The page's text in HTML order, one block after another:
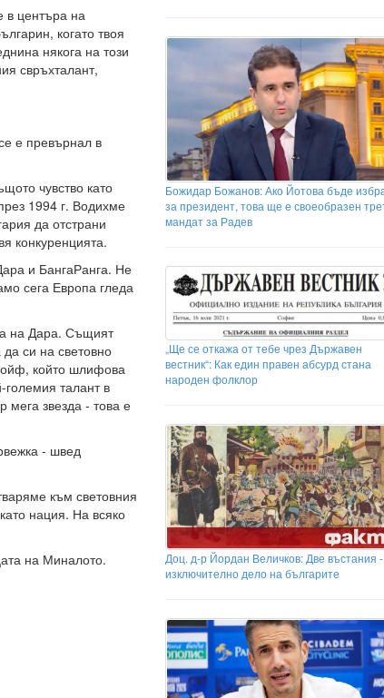
в центъра на
когато твоя
някога на този
свръхталант,
е превърнал в
чувство като
1994 г. Водихме
да отстрани
конкуренцията.
и БангаРанга. Не
сега Европа гледа
на Дара. Същият
си на световно
който шлифова
талант в
мега звезда - това е
- швед
към световния
нация. На всяко
на Миналото.
Божидар Божанов: Ако Йотова бъде
за президент, това ще е своеобразен
мандат за Радев
„Ще се откажа от тебе чрез Държавен
вестник“: Как един правен абсурд стана
народен фолклор
Доц. д-р Йордан Величков: Две въстания -
изключително дело на българите